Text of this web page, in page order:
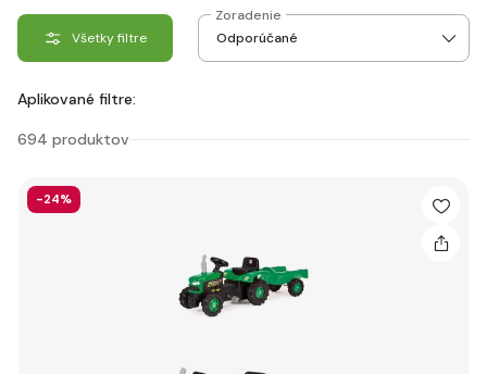
Všetky filtre
Zoradenie
Aplikované filtre:
694 produktov
-24%